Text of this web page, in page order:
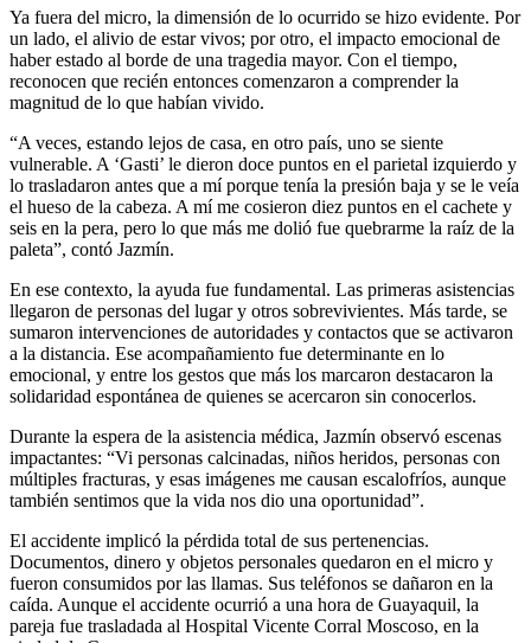
Ya fuera del micro, la dimensión de lo ocurrido se hizo evidente. Por
un lado, el alivio de estar vivos; por otro, el impacto emocional de
haber estado al borde de una tragedia mayor. Con el tiempo,
reconocen que recién entonces comenzaron a comprender la
magnitud de lo que habían vivido.
“A veces, estando lejos de casa, en otro país, uno se siente
vulnerable. A ‘Gasti’ le dieron doce puntos en el parietal izquierdo y
lo trasladaron antes que a mí porque tenía la presión baja y se le veía
el hueso de la cabeza. A mí me cosieron diez puntos en el cachete y
seis en la pera, pero lo que más me dolió fue quebrarme la raíz de la
paleta”, contó Jazmín.
En ese contexto, la ayuda fue fundamental. Las primeras asistencias
llegaron de personas del lugar y otros sobrevivientes. Más tarde, se
sumaron intervenciones de autoridades y contactos que se activaron
a la distancia. Ese acompañamiento fue determinante en lo
emocional, y entre los gestos que más los marcaron destacaron la
solidaridad espontánea de quienes se acercaron sin conocerlos.
Durante la espera de la asistencia médica, Jazmín observó escenas
impactantes: “Vi personas calcinadas, niños heridos, personas con
múltiples fracturas, y esas imágenes me causan escalofríos, aunque
también sentimos que la vida nos dio una oportunidad”.
El accidente implicó la pérdida total de sus pertenencias.
Documentos, dinero y objetos personales quedaron en el micro y
fueron consumidos por las llamas. Sus teléfonos se dañaron en la
caída. Aunque el accidente ocurrió a una hora de Guayaquil, la
pareja fue trasladada al Hospital Vicente Corral Moscoso, en la